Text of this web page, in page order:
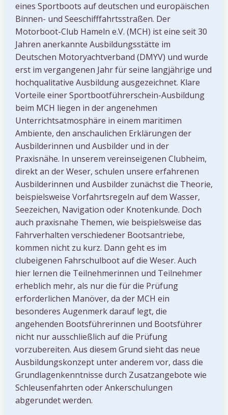
eines Sportboots auf deutschen und europäischen
Binnen- und Seeschifffahrtsstraßen. Der
Motorboot-Club Hameln e.V. (MCH) ist eine seit 30
Jahren anerkannte Ausbildungsstätte im
Deutschen Motoryachtverband (DMYV) und wurde
erst im vergangenen Jahr für seine langjährige und
hochqualitative Ausbildung ausgezeichnet. Klare
Vorteile einer Sportbootführerschein-Ausbildung
beim MCH liegen in der angenehmen
Unterrichtsatmosphäre in einem maritimen
Ambiente, den anschaulichen Erklärungen der
Ausbilderinnen und Ausbilder und in der
Praxisnähe. In unserem vereinseigenen Clubheim,
direkt an der Weser, schulen unsere erfahrenen
Ausbilderinnen und Ausbilder zunächst die Theorie,
beispielsweise Vorfahrtsregeln auf dem Wasser,
Seezeichen, Navigation oder Knotenkunde. Doch
auch praxisnahe Themen, wie beispielsweise das
Fahrverhalten verschiedener Bootsantriebe,
kommen nicht zu kurz. Dann geht es im
clubeigenen Fahrschulboot auf die Weser. Auch
hier lernen die Teilnehmerinnen und Teilnehmer
erheblich mehr, als nur die für die Prüfung
erforderlichen Manöver, da der MCH ein
besonderes Augenmerk darauf legt, die
angehenden Bootsführerinnen und Bootsführer
nicht nur ausschließlich auf die Prüfung
vorzubereiten. Aus diesem Grund sieht das neue
Ausbildungskonzept unter anderem vor, dass die
Grundlagenkenntnisse durch Zusatzangebote wie
Schleusenfahrten oder Ankerschulungen
abgerundet werden.